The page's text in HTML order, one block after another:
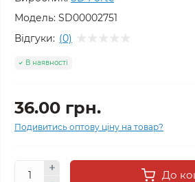
Модель: SD00002751
Відгуки: (0)
В наявності
36.00 грн.
Подивитись оптову ціну на товар?
До